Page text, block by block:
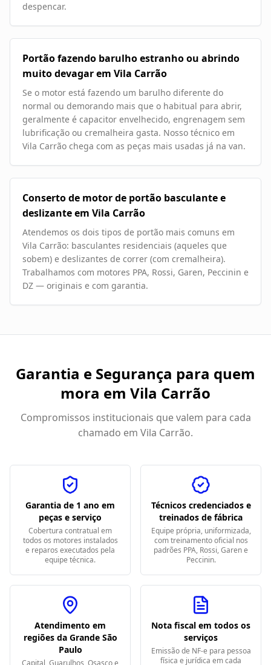
despencar.
Portão fazendo barulho estranho ou abrindo
muito devagar em Vila Carrão
Se o motor está fazendo um barulho diferente do
normal ou demorando mais que o habitual para abrir,
geralmente é capacitor envelhecido, engrenagem sem
lubrificação ou cremalheira gasta. Nosso técnico em
Vila Carrão chega com as peças mais usadas já na van.
Conserto de motor de portão basculante e
deslizante em Vila Carrão
Atendemos os dois tipos de portão mais comuns em
Vila Carrão: basculantes residenciais (aqueles que
sobem) e deslizantes de correr (com cremalheira).
Trabalhamos com motores PPA, Rossi, Garen, Peccinin e
DZ — originais e com garantia.
Garantia e Segurança para quem
mora em Vila Carrão
Compromissos institucionais que valem para cada
chamado em Vila Carrão.
Garantia de 1 ano em
peças e serviço
Cobertura contratual em
todos os motores instalados
e reparos executados pela
equipe técnica.
Técnicos credenciados e
treinados de fábrica
Equipe própria, uniformizada,
com treinamento oficial nos
padrões PPA, Rossi, Garen e
Peccinin.
Atendimento em
regiões da Grande São
Paulo
Nota fiscal em todos os
serviços
Emissão de NF-e para pessoa
física e jurídica em cada